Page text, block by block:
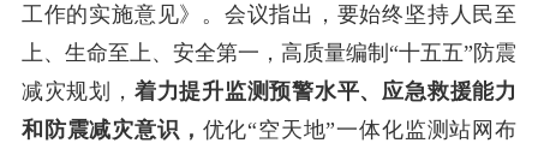
工作的实施意见》 。 会议指出， 要始终坚持人民至
上、生命至上、安全第一，高质量编制 “十五五”防震
减灾规划， 着力提升监测预警水平、应急救援能力
和 防震减灾意识， 优化“空天地”一体化监测站网布